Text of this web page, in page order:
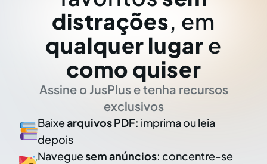
distrações, em
qualquer lugar e
como quiser
Assine o JusPlus e tenha recursos
exclusivos
Baixearquivos PDF: imprima ou leia
depois
Naveguesem anúncios: concentre-se